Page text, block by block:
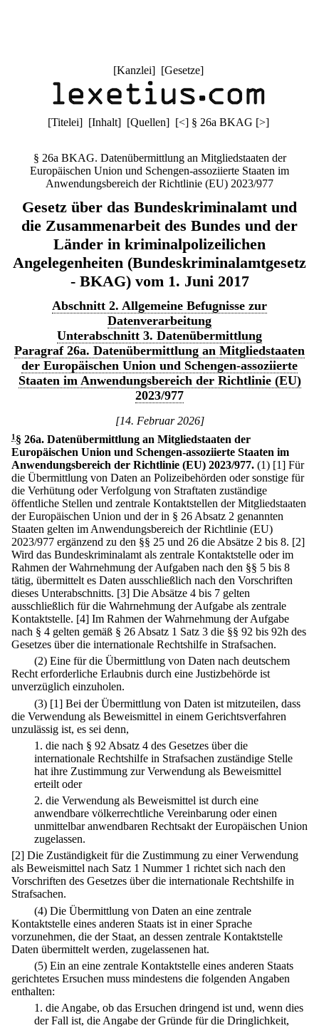
[Kanzlei] [Gesetze]
[Titelei] [Inhalt] [Quellen] [<] § 26a BKAG [>]
§ 26a BKAG. Datenübermittlung an Mitgliedstaaten der
Europäischen Union und Schengen-assoziierte Staaten im
Anwendungsbereich der Richtlinie (EU) 2023/977
Gesetz über das Bundeskriminalamt und
die Zusammenarbeit des Bundes und der
Länder in kriminalpolizeilichen
Angelegenheiten (Bundeskriminalamtgesetz
- BKAG) vom 1. Juni 2017
Abschnitt 2. Allgemeine Befugnisse zur
Datenverarbeitung
Unterabschnitt 3. Datenübermittlung
Paragraf 26a. Datenübermittlung an Mitgliedstaaten
der Europäischen Union und Schengen-assoziierte
Staaten im Anwendungsbereich der Richtlinie (EU)
2023/977
[14. Februar 2026]
1 § 26a. Datenübermittlung an Mitgliedstaaten der
Europäischen Union und Schengen-assoziierte Staaten im
Anwendungsbereich der Richtlinie (EU) 2023/977. (1) [1] Für
die Übermittlung von Daten an Polizeibehörden oder sonstige für
die Verhütung oder Verfolgung von Straftaten zuständige
öffentliche Stellen und zentrale Kontaktstellen der Mitgliedstaaten
der Europäischen Union und der in § 26 Absatz 2 genannten
Staaten gelten im Anwendungsbereich der Richtlinie (EU)
2023/977 ergänzend zu den §§ 25 und 26 die Absätze 2 bis 8. [2]
Wird das Bundeskriminalamt als zentrale Kontaktstelle oder im
Rahmen der Wahrnehmung der Aufgaben nach den §§ 5 bis 8
tätig, übermittelt es Daten ausschließlich nach den Vorschriften
dieses Unterabschnitts. [3] Die Absätze 4 bis 7 gelten
ausschließlich für die Wahrnehmung der Aufgabe als zentrale
Kontaktstelle. [4] Im Rahmen der Wahrnehmung der Aufgabe
nach § 4 gelten gemäß § 26 Absatz 1 Satz 3 die §§ 92 bis 92h des
Gesetzes über die internationale Rechtshilfe in Strafsachen.
(2) Eine für die Übermittlung von Daten nach deutschem
Recht erforderliche Erlaubnis durch eine Justizbehörde ist
unverzüglich einzuholen.
(3) [1] Bei der Übermittlung von Daten ist mitzuteilen, dass
die Verwendung als Beweismittel in einem Gerichtsverfahren
unzulässig ist, es sei denn,
1. die nach § 92 Absatz 4 des Gesetzes über die
internationale Rechtshilfe in Strafsachen zuständige Stelle
hat ihre Zustimmung zur Verwendung als Beweismittel
erteilt oder
2. die Verwendung als Beweismittel ist durch eine
anwendbare völkerrechtliche Vereinbarung oder einen
unmittelbar anwendbaren Rechtsakt der Europäischen Union
zugelassen.
[2] Die Zuständigkeit für die Zustimmung zu einer Verwendung
als Beweismittel nach Satz 1 Nummer 1 richtet sich nach den
Vorschriften des Gesetzes über die internationale Rechtshilfe in
Strafsachen.
(4) Die Übermittlung von Daten an eine zentrale
Kontaktstelle eines anderen Staats ist in einer Sprache
vorzunehmen, die der Staat, an dessen zentrale Kontaktstelle
Daten übermittelt werden, zugelassenen hat.
(5) Ein an eine zentrale Kontaktstelle eines anderen Staats
gerichtetes Ersuchen muss mindestens die folgenden Angaben
enthalten:
1. die Angabe, ob das Ersuchen dringend ist und, wenn dies
der Fall ist, die Angabe der Gründe für die Dringlichkeit,